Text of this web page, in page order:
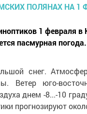
1 февраля в
пасмурная погода.
снег.
Ветер юго-
днем -8...-10
прогнозируют